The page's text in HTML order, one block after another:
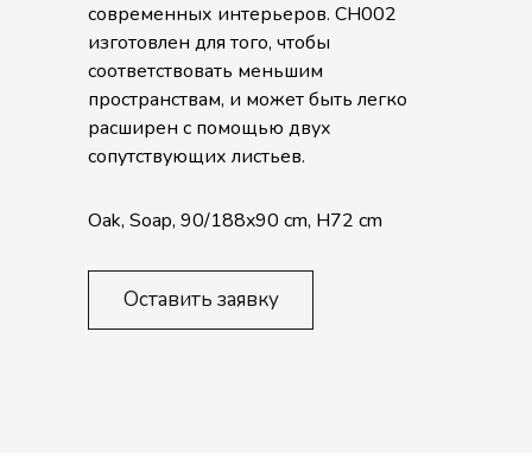
современных интерьеров. CH002
изготовлен для того, чтобы
соответствовать меньшим
пространствам, и может быть легко
расширен с помощью двух
сопутствующих листьев.
Oak, Soap, 90/188x90 cm, H72 cm
Оставить заявку